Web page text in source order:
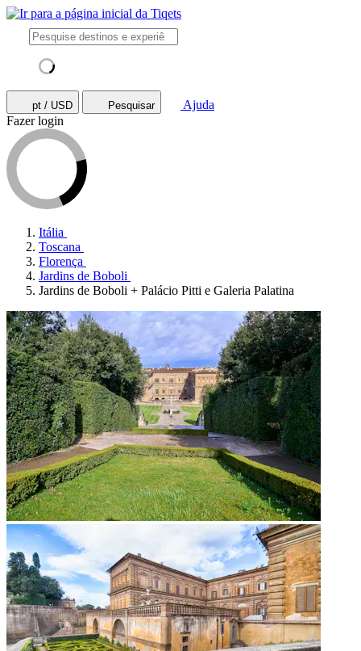
pt / USD Pesquisar
Ajuda
Fazer login
Itália
Toscana
Florença
Jardins de Boboli
Jardins de Boboli + Palácio Pitti e Galeria Palatina